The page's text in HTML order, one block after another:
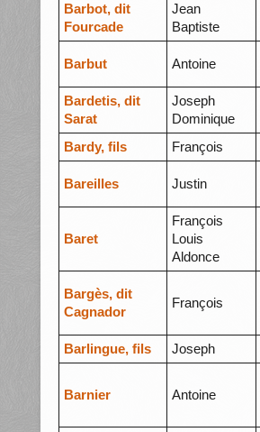
Barbot, dit
Fourcade
Jean
Baptiste
Barbut Antoine
Bardetis, dit
Sarat
Joseph
Dominique
Bardy, fils François
Bareilles Justin
Baret
François
Louis
Aldonce
Bargès, dit
Cagnador
François
Barlingue, fils
Joseph
Barnier Antoine